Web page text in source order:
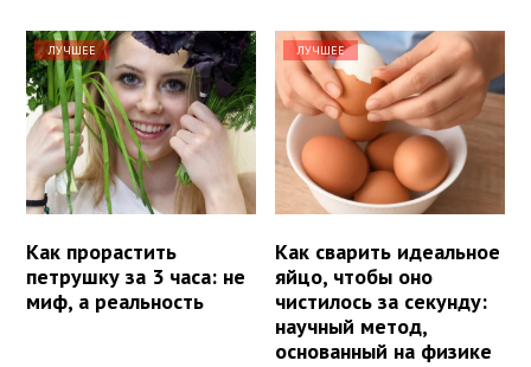
ЛУЧШЕЕ
Как прорастить
петрушку за 3 часа: не
миф, а реальность
ЛУЧШЕЕ
Как сварить идеальное
яйцо, чтобы оно
чистилось за секунду:
научный метод,
основанный на физике